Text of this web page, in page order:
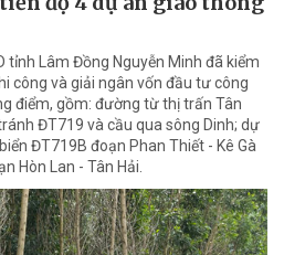
tỉnh Lâm Đồng Nguyễn Minh đã kiểm
công và giải ngân vốn đầu tư công
điểm, gồm: đường từ thị trấn Tân
ĐT719 và cầu qua sông Dinh; dự
ĐT719B đoạn Phan Thiết - Kê Gà
Hòn Lan - Tân Hải.